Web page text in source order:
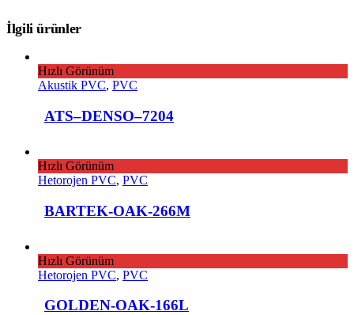
İlgili ürünler
Hızlı Görünüm
Akustik PVC, PVC
ATS–DENSO–7204
Hızlı Görünüm
Hetorojen PVC, PVC
BARTEK-OAK-266M
Hızlı Görünüm
Hetorojen PVC, PVC
GOLDEN-OAK-166L